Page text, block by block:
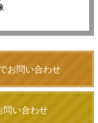
お問い合わせ
問い合わせ